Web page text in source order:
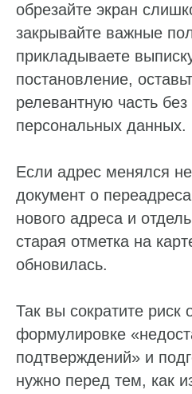
обрезайте экран
закрывайте важные
прикладываете
постановление,
релевантную часть
персональных данных.
Если адрес менялся
документ о
нового адреса и
старая отметка на
обновилась.
Так вы сократите риск
формулировке
подтверждений» и
нужно перед тем, как